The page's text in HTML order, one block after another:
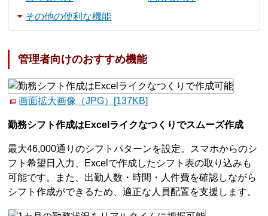
その他の便利な機能
管理者向けのおすすめ機能
画面拡大画像（JPG）[137KB]
勤務シフト作成はExcelライクなつくりでスムーズ作成
最大46,000通りのシフトパターンを設定。スマホからのシ
フト希望日入力、Excelで作成したシフト表の取り込みも
可能です。また、出勤人数・時間・人件費を確認しながら
シフト作成ができるため、適正な人員配置を支援します。